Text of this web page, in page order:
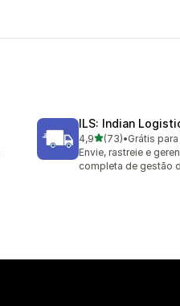
ILS: Indian
4,9de 5 estrelas
(73)
73 avaliações ao
•Grátis
Envie, rastreie e
completa de gestão